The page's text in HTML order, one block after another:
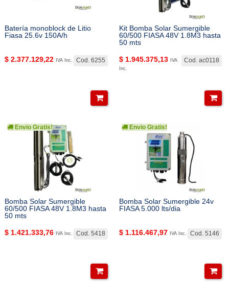
Batería monoblock de Litio
Fiasa 25.6v 150A/h
Cod. 6255
$ 2.377.129,22 IVA Inc.
Kit Bomba Solar Sumergible
60/500 FIASA 48V 1.8M3 hasta
50 mts
Cod. ac0118
$ 1.945.375,13
IVA
Inc.
Envio Gratis!
Bomba Solar Sumergible
60/500 FIASA 48V 1.8M3 hasta
50 mts
Cod. 5418
$ 1.421.333,76 IVA Inc.
Envio Gratis!
Bomba Solar Sumergible 24v
FIASA 5.000 lts/dia
Cod. 5146
$ 1.116.467,97 IVA Inc.